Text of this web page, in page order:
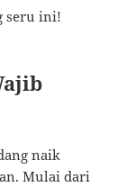
seru ini!
naik
Mulai dari